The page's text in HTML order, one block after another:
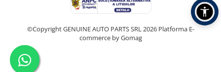
©Copyright GENUINE AUTO PARTS SRL 2026 Platforma E-
commerce by Gomag